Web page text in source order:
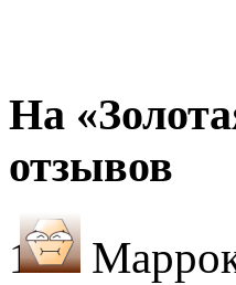
На
отзывов